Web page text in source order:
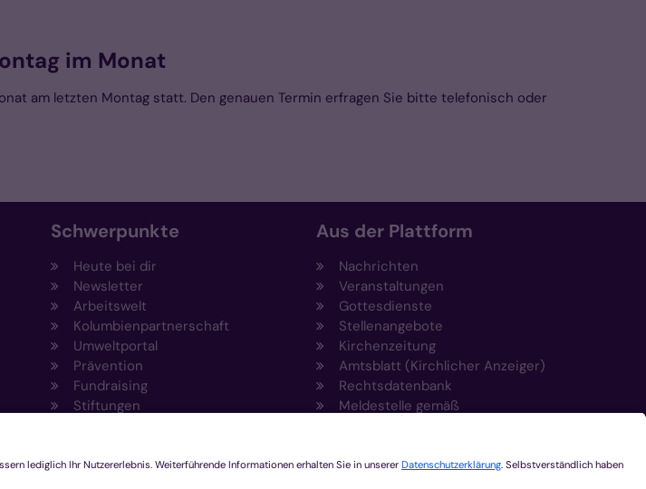
im Monat
am letzten Montag statt. Den genauen Termin erfragen Sie bitte telefonisch oder
Schwerpunkte
Heute bei dir
Newsletter
Arbeitswelt
Kolumbienpartnerschaft
Umweltportal
Prävention
Fundraising
Stiftungen
Aus der Plattform
Nachrichten
Veranstaltungen
Gottesdienste
Stellenangebote
Kirchenzeitung
Amtsblatt (Kirchlicher Anzeiger)
Rechtsdatenbank
Meldestelle gemäß